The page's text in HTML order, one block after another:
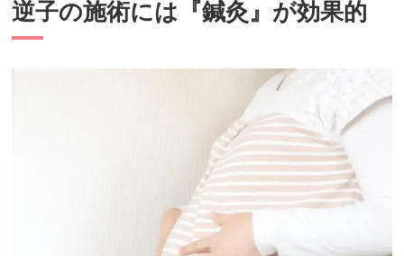
逆子の施術には『鍼灸』が効果的